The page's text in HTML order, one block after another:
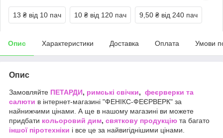
13 ₴ від 10 пач 10 ₴ від 120 пач 9,50 ₴ від 240 пач
Опис Характеристики Доставка Оплата Умови
Опис
Замовляйте ПЕТАРДИ, римські свічки, феєрверки та
салюти в інтернет-магазині "ФЕНІКС-ФЕЄРВЕРК" за
найнижчими цінами. А ще в нашому магазині ви можете
придбати кольоровий дим, святкову продукцію та багато
іншої піротехніки і все це за найвигіднішими цінами.